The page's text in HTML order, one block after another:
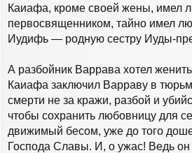
Каиафа, кроме своей жены, имел
первосвященником, тайно имел
Иудифь — родную сестру Иуды-
А разбойник Варрава хотел
Каиафа заключил Варраву в
смерти не за кражи, разбой и
чтобы сохранить любовницу для
движимый бесом, уже до того
Господа Славы. И, о ужас! Ведь